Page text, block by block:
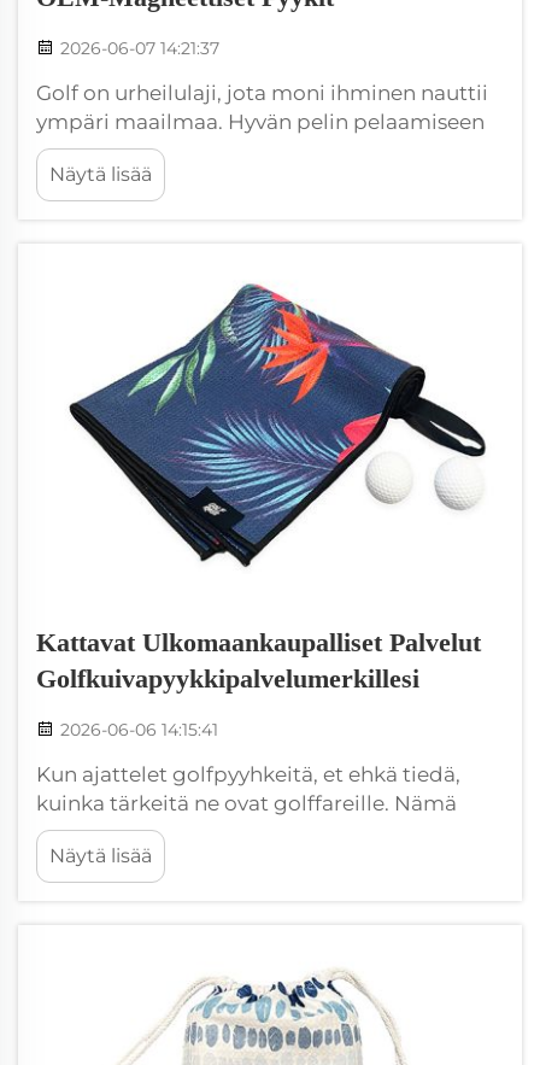
2026-06-07 14:21:37
Golf on urheilulaji, jota moni ihminen nauttii
ympäri maailmaa. Hyvän pelin pelaamiseen
tarvitaan enemmän kuin vain mailoja ja
palloja. Tarvitaan myös oikeita lisävarusteita.
Yksi tärkeä lisävaruste on magneettinen
Näytä lisää
Kattavat Ulkomaankaupalliset Palvelut
Golfkuivapyykkipalvelumerkillesi
2026-06-06 14:15:41
Kun ajattelet golfpyyhkeitä, et ehkä tiedä,
kuinka tärkeitä ne ovat golffareille. Nämä
pyyhkeet pitävät mailat puhtaina ja pelaajat
kuivina. Jos sinulla on oma golfpyyhebrändi,
kuten Wxivytextile, haluat varmistaa, että
Näytä lisää